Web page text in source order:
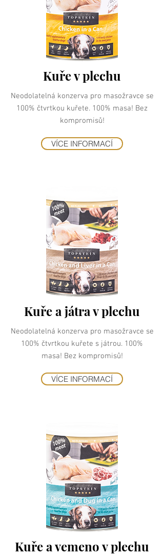
Kuře v plechu
Neodolatelná konzerva pro masožravce se
100% čtvrtkou kuřete. 100% masa! Bez
kompromisů!
VÍCE INFORMACÍ
Kuře a játra v plechu
Neodolatelná konzerva pro masožravce se
100% čtvrtkou kuřete s játrou. 100%
masa! Bez kompromisů!
VÍCE INFORMACÍ
Kuře a vemeno v plechu